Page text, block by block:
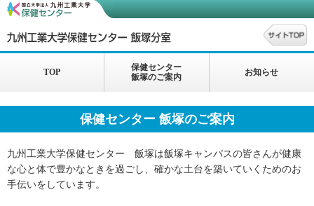
TOP
保健センター
飯塚のご案内
お知らせ
保健センター 飯塚のご案内
九州工業大学保健センター 飯塚は飯塚キャンパスの皆さんが健康
な心と体で豊かなときを過ごし、確かな土台を築いていくためのお
手伝いをしています。